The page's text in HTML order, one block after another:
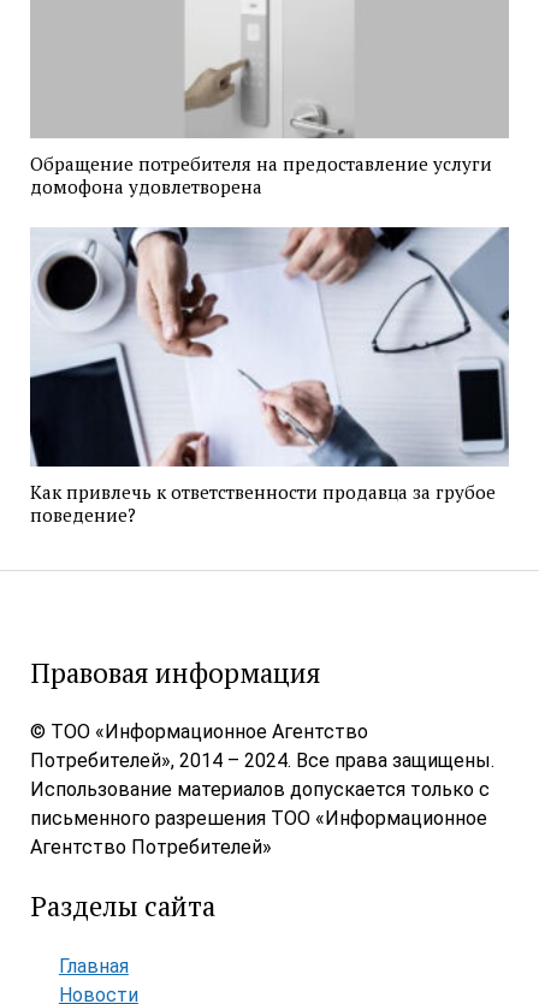
Обращение потребителя на предоставление услуги
домофона удовлетворена
Как привлечь к ответственности продавца за грубое
поведение?
Правовая информация
© ТОО «Информационное Агентство
Потребителей», 2014 – 2024. Все права защищены.
Использование материалов допускается только с
письменного разрешения ТОО «Информационное
Агентство Потребителей»
Разделы сайта
Главная
Новости